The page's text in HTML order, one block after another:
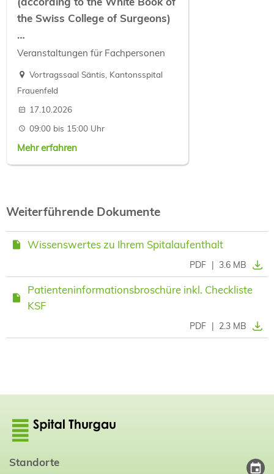
the Swiss College of Surgeons)
…
Veranstaltungen für Fachpersonen
Vortragssaal Säntis, Kantonsspital
Frauenfeld
17.10.2026
09:00 bis 15:00 Uhr
Mehr erfahren
Weiterführende Dokumente
Wissenswertes zu Ihrem Spitalaufenthalt
PDF | 3.6 MB
Patienteninformationsbroschüre inkl. Checkliste
KSF
PDF | 2.3 MB
Standorte